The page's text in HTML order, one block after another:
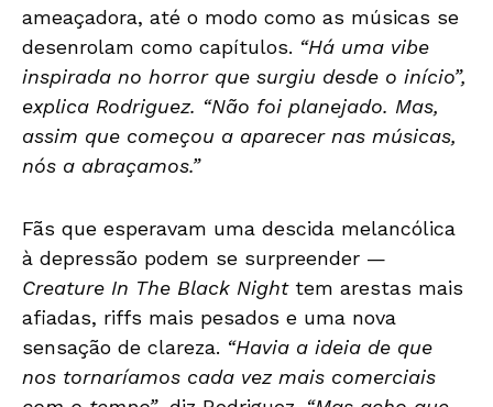
ameaçadora, até o modo como as músicas se
desenrolam como capítulos. “Há uma vibe
inspirada no horror que surgiu desde o início”,
explica Rodriguez. “Não foi planejado. Mas,
assim que começou a aparecer nas músicas,
nós a abraçamos.”
Fãs que esperavam uma descida melancólica
à depressão podem se surpreender —
Creature In The Black Nighttem arestas mais
afiadas, riffs mais pesados e uma nova
sensação de clareza. “Havia a ideia de que
nos tornaríamos cada vez mais comerciais